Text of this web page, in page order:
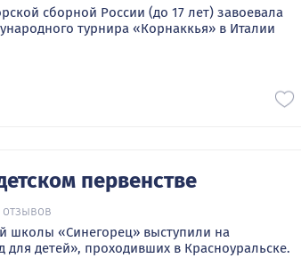
сборной России (до 17 лет) завоевала
турнира «Корнаккья» в Италии
первенстве
отзывов
школы «Синегорец» выступили на
детей», проходивших в Красноуральске.